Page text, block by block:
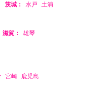
茨城： 水戸 土浦
滋賀： 雄琴
宮崎 鹿児島